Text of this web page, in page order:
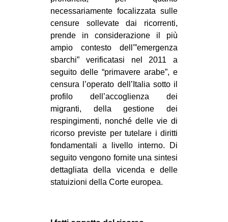
EVENTI
in
Fb
tw
bsky
ms
SEARCH
necessariamente focalizzata sulle
censure sollevate dai ricorrenti,
prende in considerazione il più
ampio contesto dell'”emergenza
sbarchi” verificatasi nel 2011 a
seguito delle “primavere arabe”, e
censura l’operato dell’Italia sotto il
profilo dell’accoglienza dei
migranti, della gestione dei
respingimenti, nonché delle vie di
ricorso previste per tutelare i diritti
fondamentali a livello interno. Di
seguito vengono fornite una sintesi
dettagliata della vicenda e delle
statuizioni della Corte europea.